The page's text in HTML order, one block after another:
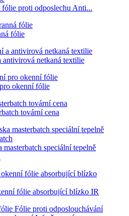
proti odposlechu Anti...
fólie
antivirová netkaná textilie
okenní fólie
tovární cena
​​masterbatch speciální tepelně
fólie absorbující blízko IR